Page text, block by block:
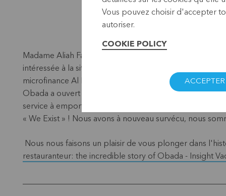
Madame Aliah Farhat, NFS Manager (Non Financial
intéressée à la situation spécifique des réfugiés
microfinance Al Majmoua à cet égard.
Obada a ouvert son propre restaurant à Bruxelles
service à emporter), lui et son entreprise de
« We Exist » ! Nous avons à nouveau survécu, nous
Nous nous faisons un plaisir de vous plonger dans
restauranteur: the incredible story of Obada - Insight
Vous pouvez choisir d'accepter
autoriser.
COOKIE POLICY